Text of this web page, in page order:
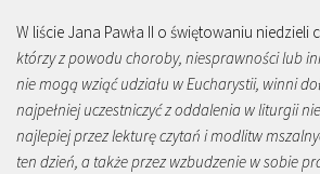
W liście Jana Pawła II o świętowaniu niedzieli
którzy z powodu choroby, niesprawności lub
nie mogą wziąć udziału w Eucharystii, winni
najpełniej uczestniczyć z oddalenia w liturgii
najlepiej przez lekturę czytań i modlitw
ten dzień, a także przez wzbudzenie w sobie